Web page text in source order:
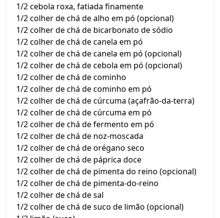
1/2 cebola roxa, fatiada finamente
1/2 colher de chá de alho em pó (opcional)
1/2 colher de chá de bicarbonato de sódio
1/2 colher de chá de canela em pó
1/2 colher de chá de canela em pó (opcional)
1/2 colher de chá de cebola em pó (opcional)
1/2 colher de chá de cominho
1/2 colher de chá de cominho em pó
1/2 colher de chá de cúrcuma (açafrão-da-terra)
1/2 colher de chá de cúrcuma em pó
1/2 colher de chá de fermento em pó
1/2 colher de chá de noz-moscada
1/2 colher de chá de orégano seco
1/2 colher de chá de páprica doce
1/2 colher de chá de pimenta do reino (opcional)
1/2 colher de chá de pimenta-do-reino
1/2 colher de chá de sal
1/2 colher de chá de suco de limão (opcional)